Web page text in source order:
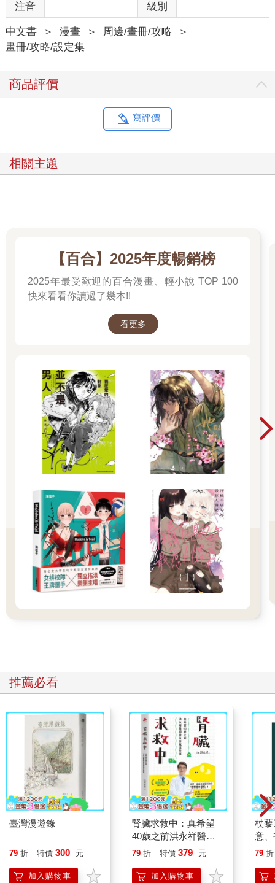
注音 級別
中文書 ＞ 漫畫 ＞ 周邊/畫冊/攻略
＞
畫冊/攻略/設定集
商品評價
寫評價
相關主題
【百合】2025年度暢銷榜
2025年最受歡迎的百合漫畫、輕小說 TOP 100
快來看看你讀過了幾本!!
看更多
推薦必看
臺灣漫遊錄
79 折 特價 300 元
加入購物車
腎臟求救中：真希望
40歲之前洪永祥醫師
就告訴我這些事
79 折 特價 379 元
加入購物車
杖
意
恭
79 折